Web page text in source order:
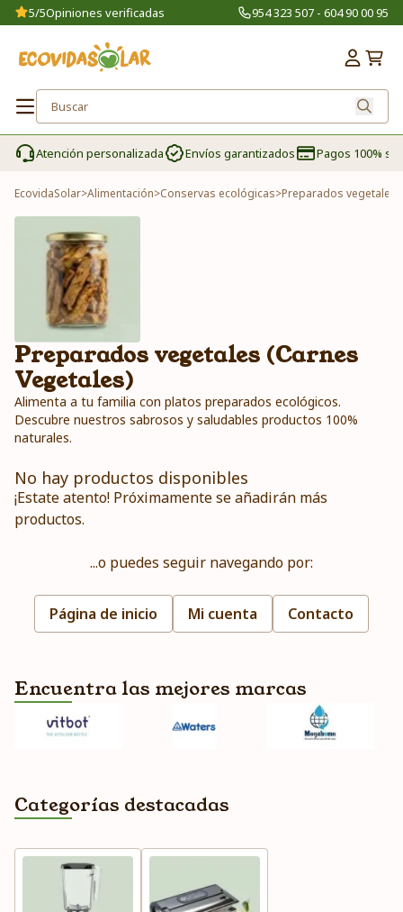
5/5Opiniones verificadas 954 323 507 - 604 90 00 95
Atención personalizada Envíos garantizados Pagos 100%
EcovidaSolar>Alimentación>Conservas ecológicas>Preparados vegetales
Preparados vegetales (Carnes
Vegetales)
Alimenta a tu familia con platos preparados ecológicos.
Descubre nuestros sabrosos y saludables productos 100%
naturales.
No hay productos disponibles
¡Estate atento! Próximamente se añadirán más
productos.
...o puedes seguir navegando por:
Página de inicio Mi cuenta Contacto
Encuentra las mejores marcas
Categorías destacadas